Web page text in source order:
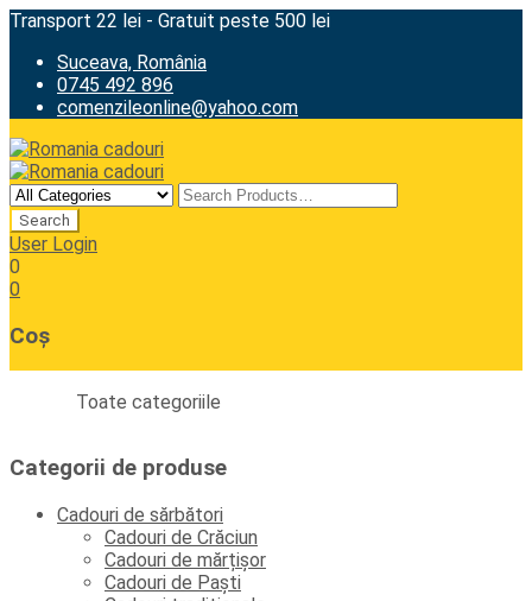
Transport 22 lei - Gratuit peste 500 lei
Suceava, România
0745 492 896
comenzileonline@yahoo.com
User Login
0
0
Coș
Toate categoriile
Categorii de produse
Cadouri de sărbători
Cadouri de Crăciun
Cadouri de mărțișor
Cadouri de Paști